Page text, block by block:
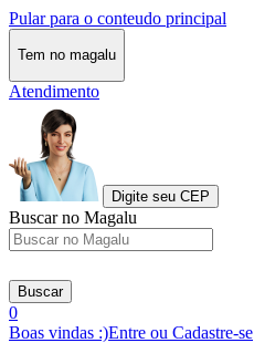
Pular para o conteudo principal
Tem no magalu
Atendimento
Digite seu CEP
Buscar no Magalu
Buscar
0
Boas vindas :)Entre ou Cadastre-se